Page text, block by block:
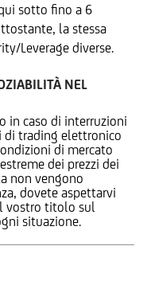
sotto fino a 6
la stessa
Leverage diverse.
NEL
in caso di interruzioni
di trading elettronico
di mercato
dei prezzi dei
non vengono
dovete aspettarvi
vostro titolo sul
situazione.